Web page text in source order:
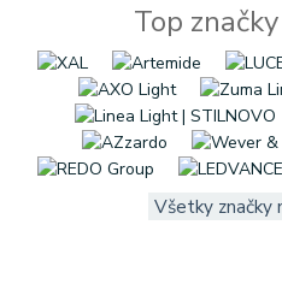
Top
Všetky značky